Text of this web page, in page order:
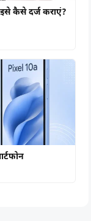
कैसे दर्ज कराएं?